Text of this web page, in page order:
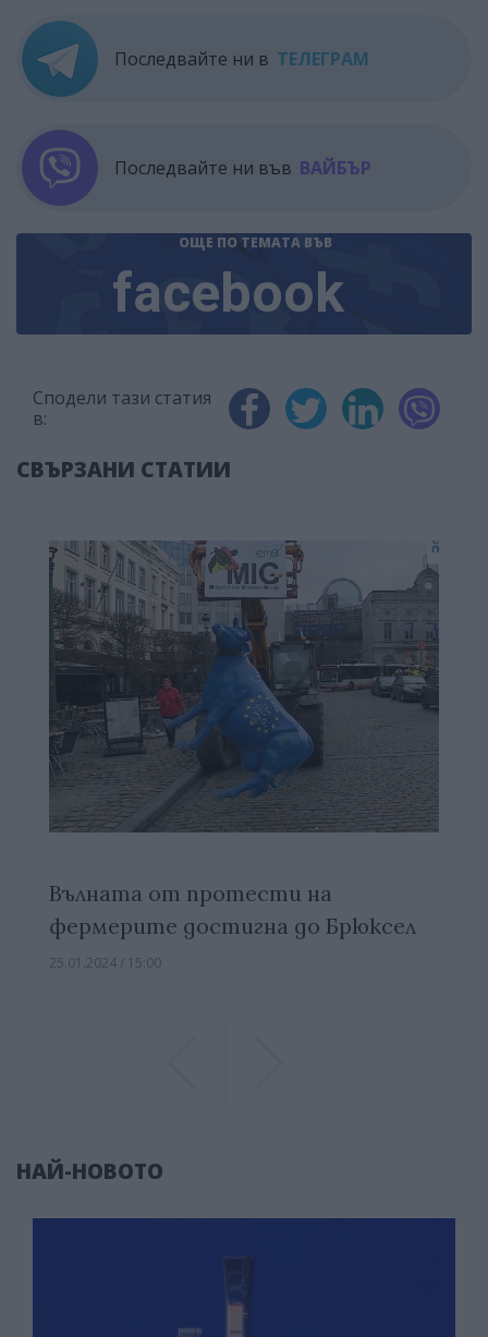
Последвайте ни в ТЕЛЕГРАМ
Последвайте ни във ВАЙБЪР
ОЩЕ ПО ТЕМАТА ВЪВ
facebook
Сподели тази статия
в:
СВЪРЗАНИ СТАТИИ
Вълната от протести на
фермерите достигна до Брюксел
25.01.2024 / 15:00
НАЙ-НОВОТО